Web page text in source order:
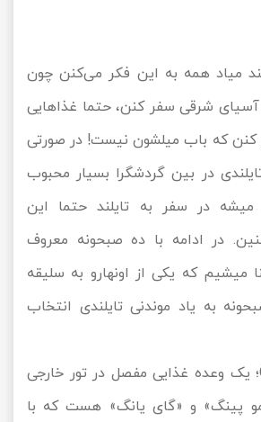
میاد همه به این فکر می‌کنن چون
آسیای شرقی سفر کنن، حتما غذاهایی
کنن که باب میلشون نیست! در صورتی
در بین گردشگرا بسیار محبوب
در سفر به تایلند حتما این
در ادامه با ده صبحونه معروف
میشیم که یکی از اونهارو به سلیقه
به یاد موندنی تایلندی انتخاب
تور خارجی
پینگ» و «گای یانگ» هست که با